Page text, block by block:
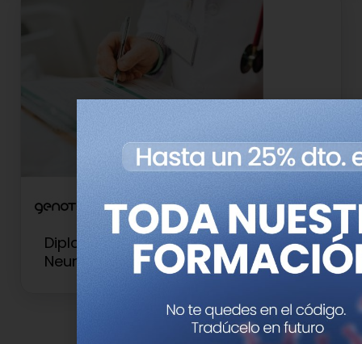
Diploma de Experto en
Neurogenética